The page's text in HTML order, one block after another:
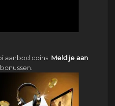
aanbod coins. Meld je aan